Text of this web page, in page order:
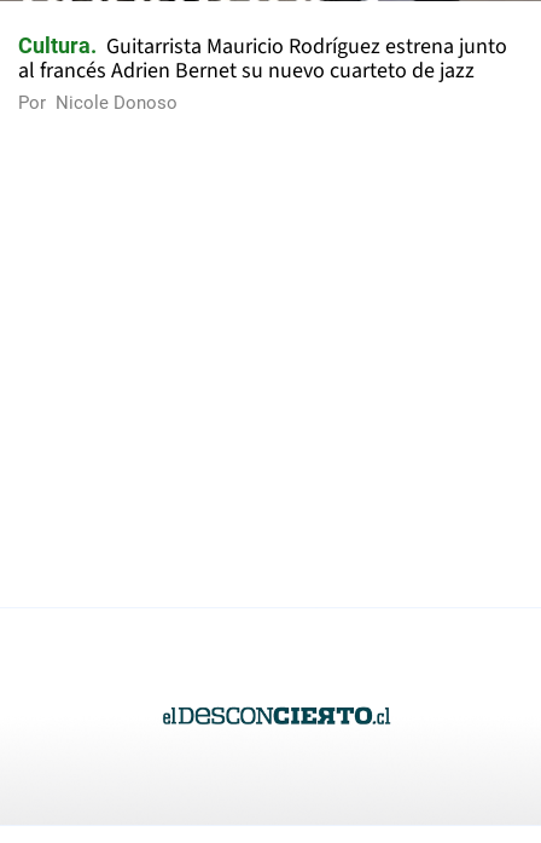
Cultura
Guitarrista Mauricio Rodríguez estrena junto
al francés Adrien Bernet su nuevo cuarteto de jazz
Por Nicole Donoso